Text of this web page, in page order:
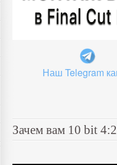
Наш Telegram
Зачем вам 10 bit